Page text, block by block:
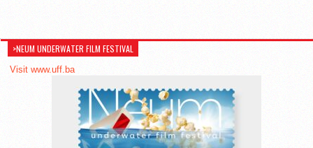
>NEUM UNDERWATER FILM FESTIVAL
Visit www.uff.ba